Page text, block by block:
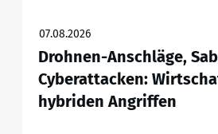
07.08.2026
Drohnen-Anschläge,
Cyberattacken:
hybriden Angriffen